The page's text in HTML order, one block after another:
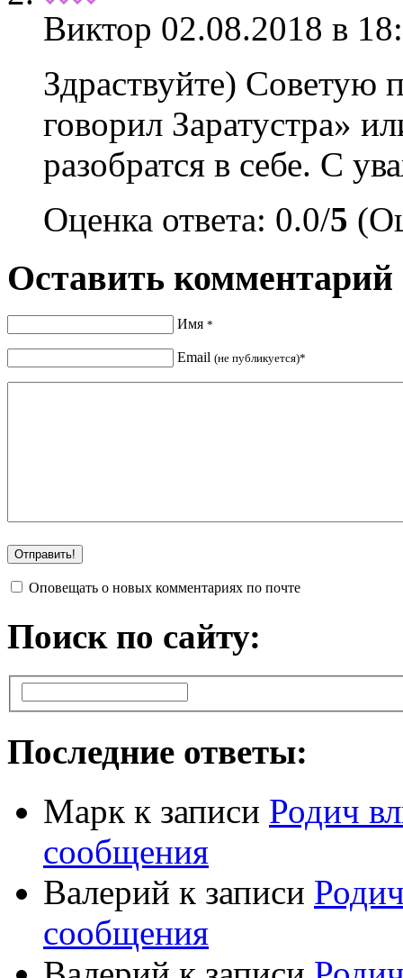
Виктор 02.08.2018 в
Здраствуйте) Советую
говорил Заратустра»
разобратся в себе. С
Оценка ответа: 0.0/5
Оставить комментарий
Имя *
Email (не публикуется)*
Оповещать о новых комментариях по почте
Поиск по сайту:
Последние ответы:
Марк к записи Родич
сообщения
Валерий к записи
сообщения